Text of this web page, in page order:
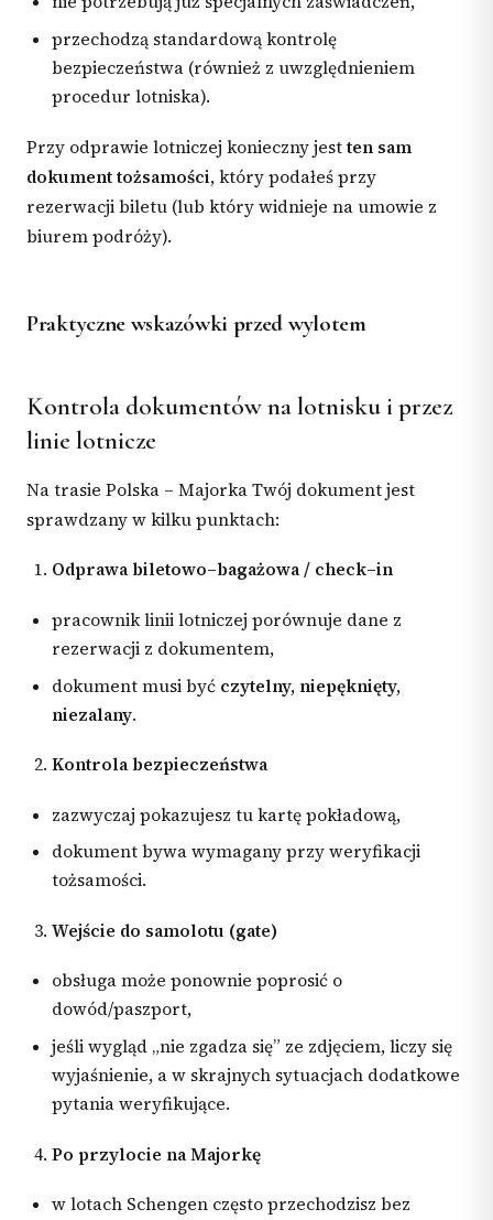
przechodzą standardową kontrolę
bezpieczeństwa (również z uwzględnieniem
procedur lotniska).
Przy odprawie lotniczej konieczny jestten sam
dokument tożsamości, który podałeś przy
rezerwacji biletu (lub który widnieje na umowie z
biurem podróży).
Praktyczne wskazówki przed wylotem
Kontrola dokumentów na lotnisku i przez
linie lotnicze
Na trasie Polska – Majorka Twój dokument jest
sprawdzany w kilku punktach:
Odprawa biletowo–bagażowa / check–in
pracownik linii lotniczej porównuje dane z
rezerwacji z dokumentem,
dokument musi być czytelny, niepęknięty,
niezalany.
Kontrola bezpieczeństwa
zazwyczaj pokazujesz tu kartę pokładową,
dokument bywa wymagany przy weryfikacji
tożsamości.
Wejście do samolotu (gate)
obsługa może ponownie poprosić o
dowód/paszport,
jeśli wygląd „nie zgadza się” ze zdjęciem, liczy się
wyjaśnienie, a w skrajnych sytuacjach dodatkowe
pytania weryfikujące.
Po przylocie na Majorkę
w lotach Schengen często przechodzisz bez